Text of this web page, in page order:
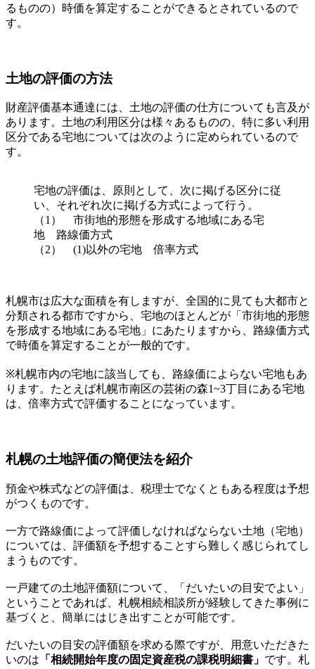
るものの）時価を算定することができるとされているので
す。
土地の評価の方法
財産評価基本通達には、土地の評価の仕方についても言及が
あります。土地の利用区分は様々あるものの、特に多い利用
区分である宅地については次のように定められているので
す。
宅地の評価は、原則として、次に掲げる区分に従
い、それぞれ次に掲げる方式によって行う。
（1） 市街地的形態を形成する地域にある宅
地 路線価方式
（2） (1)以外の宅地 倍率方式
札幌市は広大な面積を有しますが、全国的に見ても大都市と
分類される都市ですから、宅地のほとんどが「市街地的形態
を形成する地域にある宅地」にあたりますから、路線価方式
で時価を算定することが一般的です。
※札幌市内の宅地に該当しても、路線価によらない宅地もあ
ります。たとえば札幌市南区の芸術の森1~3丁目にある宅地
は、倍率方式で評価することになっています。
札幌の土地評価の簡便法を紹介
預金や株式などの評価は、税理士でなくともある程度は予想
がつくものです。
一方で路線価によって評価しなければならない土地（宅地）
については、評価額を予想することすら難しく感じられてし
まうものです。
一戸建ての土地評価額について、「だいたいの目安でよい」
ということであれば、札幌相続相談所が経験してきた事例に
基づくと、簡単にはじき出すことが可能です。
だいたいの目安の評価額を求める際ですが、用意いただきた
いのは 「相続開始年度の固定資産税の課税明細書」 です。札